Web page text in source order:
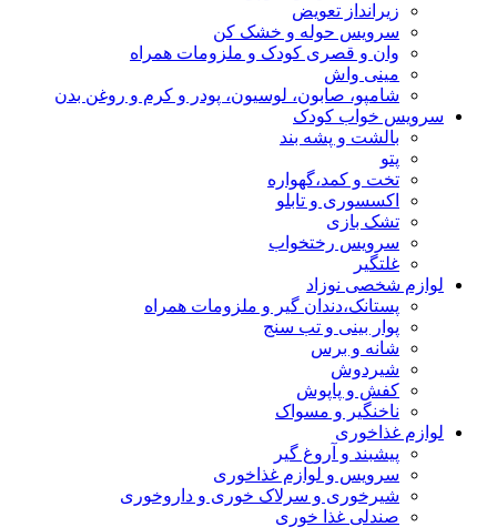
زیرانداز تعویض
سرویس حوله و خشک کن
وان و قصری کودک و ملزومات همراه
مینی واش
شامپو، صابون، لوسیون، پودر و کرم و روغن بدن
سرویس خواب کودک
بالشت و پشه بند
پتو
تخت و کمد،گهواره
اکسسوری و تابلو
تشک بازی
سرویس رختخواب
غلتگیر
لوازم شخصی نوزاد
پستانک،دندان گیر و ملزومات همراه
پوار بینی و تب سنج
شانه و برس
شیردوش
کفش و پاپوش
ناخنگیر و مسواک
لوازم غذاخوری
پیشبند و آروغ گیر
سرویس و لوازم غذاخوری
شیرخوری و سرلاک خوری و داروخوری
صندلی غذا خوری